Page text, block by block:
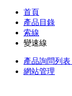
首頁
產品目錄
索線
變速線
產品詢問列表
網站管理